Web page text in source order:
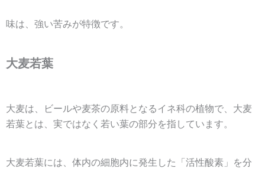
味は、強い苦みが特徴です。
大麦若葉
大麦は、ビールや麦茶の原料となるイネ科の植物で、大麦
若葉とは、実ではなく若い葉の部分を指しています。
大麦若葉には、体内の細胞内に発生した「活性酸素」を分